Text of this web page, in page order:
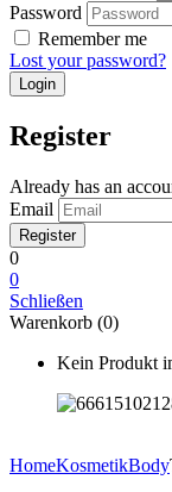
Password
Remember me
Lost your password?
Register
Already has an
Email
0
0
Schließen
Warenkorb (0)
Kein Produkt
HomeKosmetikBody